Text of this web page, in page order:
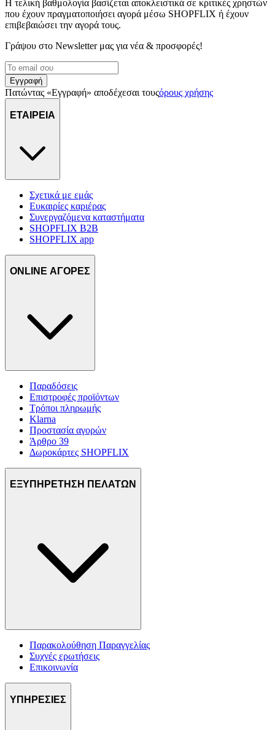
διαφημίσεων και περιεχομένου, τις μετρήσεις σχετικά με
διαφημίσεις και περιεχόμενο, την καλύτερη εικόνα του κοινού
μας και την ανάπτυξη προϊόντων. Επίσης, κοινοποιούμε
πληροφορίες σχετικά με την από μέρους σας χρήση της
δικτύωσης, διαφημίσεων και ανάλυσης.
Η τελική βαθμολογία βασίζεται αποκλειστικά σε κριτικές χρηστών
που έχουν πραγματοποιήσει αγορά μέσω SHOPFLIX ή έχουν
επιβεβαιώσει την αγορά τους.
Γράψου στο Νewsletter μας για νέα & προσφορές!
Εγγραφή
Πατώντας «Εγγραφή» αποδέχεσαι τουςόρους χρήσης
ΕΤΑΙΡΕΙΑ
Σχετικά με εμάς
Ευκαιρίες καριέρας
Συνεργαζόμενα καταστήματα
SHOPFLIX B2B
SHOPFLIX app
ONLINE ΑΓΟΡΕΣ
Παραδόσεις
Επιστροφές προϊόντων
Τρόποι πληρωμής
Klarna
Προστασία αγορών
Άρθρο 39
Δωροκάρτες SHOPFLIX
ΕΞΥΠΗΡΕΤΗΣΗ ΠΕΛΑΤΩΝ
Παρακολούθηση Παραγγελίας
Συχνές ερωτήσεις
Επικοινωνία
ΥΠΗΡΕΣΙΕΣ